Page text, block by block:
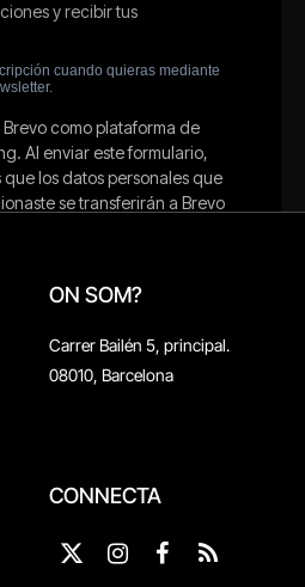
ON SOM?
Carrer Bailén 5, principal.
08010, Barcelona
CONNECTA
X
InstagramFacebook
RSS